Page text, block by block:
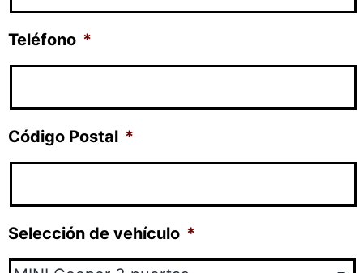
Teléfono *
Código Postal *
Selección de vehículo *